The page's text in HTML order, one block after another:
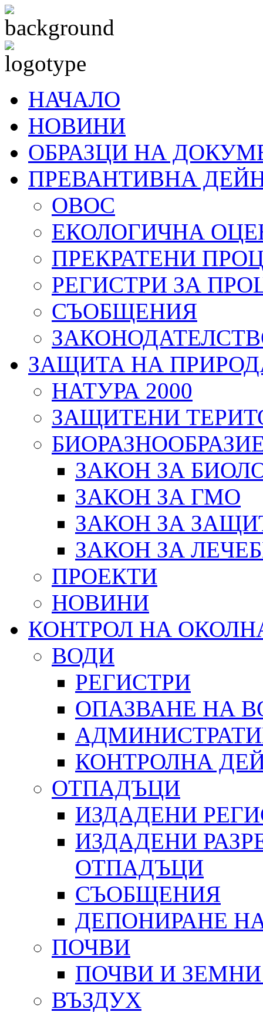
НАЧАЛО
НОВИНИ
ОБРАЗЦИ НА
ПРЕВАНТИВНА
ОВОС
ЕКОЛОГИЧНА
ПРЕКРАТЕНИ
РЕГИСТРИ ЗА
СЪОБЩЕНИЯ
ЗАЩИТА НА
НАТУРА 2000
ЗАЩИТЕНИ
ЗАКОН ЗА
ЗАКОН ЗА ГМО
ЗАКОН ЗА
ЗАКОН ЗА
ПРОЕКТИ
НОВИНИ
КОНТРОЛ НА
ВОДИ
РЕГИСТРИ
ОПАЗВАНЕ НА
КОНТРОЛНА
ОТПАДЪЦИ
ИЗДАДЕНИ
ИЗДАДЕНИ
ОТПАДЪЦИ
СЪОБЩЕНИЯ
ДЕПОНИРАНЕ
ПОЧВИ
ПОЧВИ И
ВЪЗДУХ